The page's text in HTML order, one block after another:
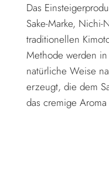
Das
Sake-Marke,
traditionellen
Methode werden
natürliche Weise
erzeugt, die dem
das cremige